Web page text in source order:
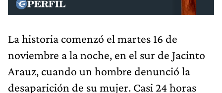
La historia comenzó el martes 16 de
noviembre a la noche, en el sur de Jacinto
Arauz, cuando un hombre denunció la
desaparición de su mujer. Casi 24 horas